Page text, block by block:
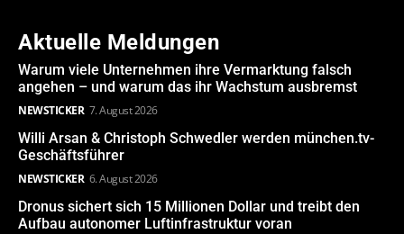
Aktuelle Meldungen
Warum viele Unternehmen ihre Vermarktung falsch
angehen – und warum das ihr Wachstum ausbremst
NEWSTICKER 7. August 2026
Willi Arsan & Christoph Schwedler werden münchen.tv-
Geschäftsführer
NEWSTICKER 6. August 2026
Dronus sichert sich 15 Millionen Dollar und treibt den
Aufbau autonomer Luftinfrastruktur voran